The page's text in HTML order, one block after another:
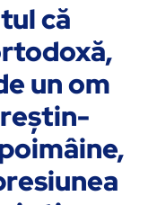
că
un om